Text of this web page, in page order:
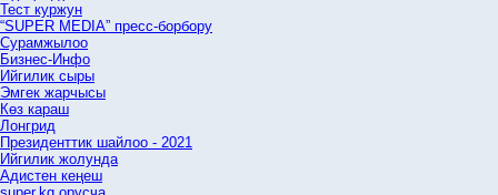
Тест куржун
“SUPER MEDIA” пресс-борбору
Сурамжылоо
Бизнес-Инфо
Ийгилик сыры
Эмгек жарчысы
Көз караш
Лонгрид
Президенттик шайлоо - 2021
Ийгилик жолунда
Адистен кеңеш